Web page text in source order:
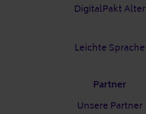
DigitalPakt Alter
Leichte Sprache
Partner
Unsere Partner